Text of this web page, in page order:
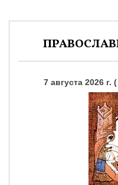
7 августа 2026 г.